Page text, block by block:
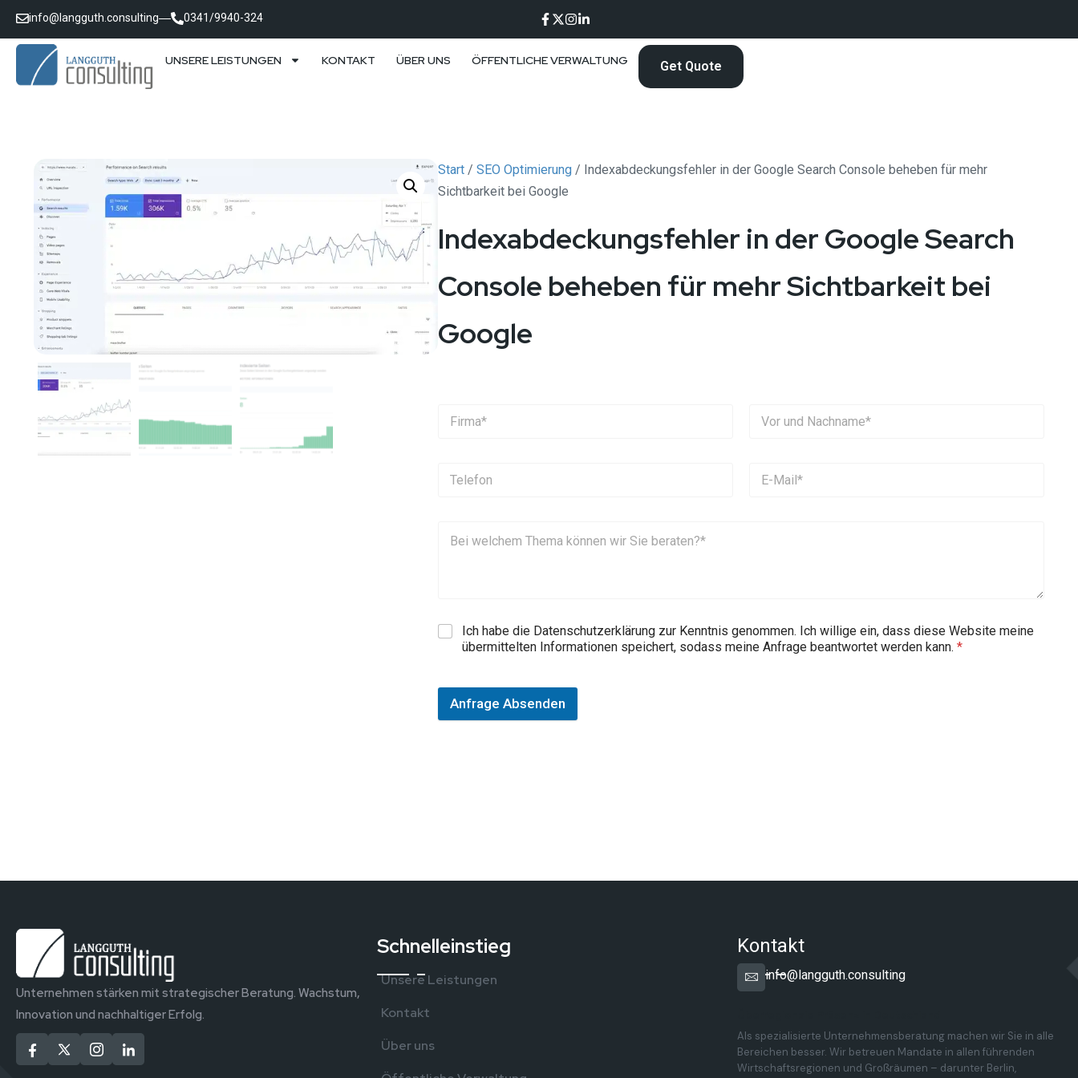
info@langguth.consulting 0341/9940-324
UNSERE LEISTUNGEN KONTAKT ÜBER UNS ÖFFENTLICHE VERWALTUNG Get Quote
Start / SEO Optimierung / Indexabdeckungsfehler in der Google Search Console beheben für mehr
Sichtbarkeit bei Google
Indexabdeckungsfehler in der Google Search
Console beheben für mehr Sichtbarkeit bei
Google
Ich habe die Datenschutzerklärung zur Kenntnis genommen. Ich willige ein, dass diese Website meine
übermittelten Informationen speichert, sodass meine Anfrage beantwortet werden kann. *
Anfrage Absenden
Unternehmen stärken mit strategischer Beratung. Wachstum,
Innovation und nachhaltiger Erfolg.
Schnelleinstieg
Unsere Leistungen
Kontakt
Über uns
Kontakt
info@langguth.consulting
Als spezialisierte Unternehmensberatung machen wir Sie in alle
Bereichen besser. Wir betreuen Mandate in allen führenden
Wirtschaftsregionen und Großräumen – darunter Berlin,